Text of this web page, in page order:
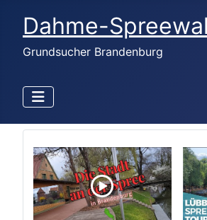
Dahme-
Grundsucher Brandenburg